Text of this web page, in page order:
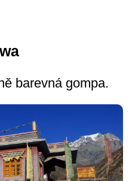
barevná gompa.